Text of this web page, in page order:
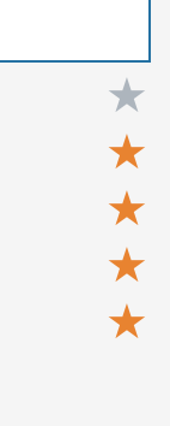
★
★
★
★
★